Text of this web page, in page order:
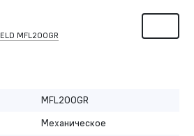
MFL200GR
MFL200GR
Механическое